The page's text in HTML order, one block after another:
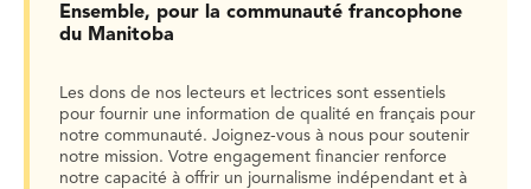
Ensemble, pour la communauté francophone
du Manitoba
Les dons de nos lecteurs et lectrices sont essentiels
pour fournir une information de qualité en français pour
notre communauté. Joignez-vous à nous pour soutenir
notre mission. Votre engagement financier renforce
notre capacité à offrir un journalisme indépendant et à